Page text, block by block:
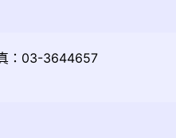
：03-3644657